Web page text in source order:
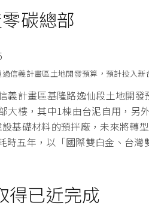
碳總部
信義計畫區土地開發預算，預計投入
義計畫區基隆路逸仙段土地開
大樓，其中1棟由台泥自用，另
基礎材料的預拌廠，未來將轉
時五年，以「國際雙白金、台
得已近完成